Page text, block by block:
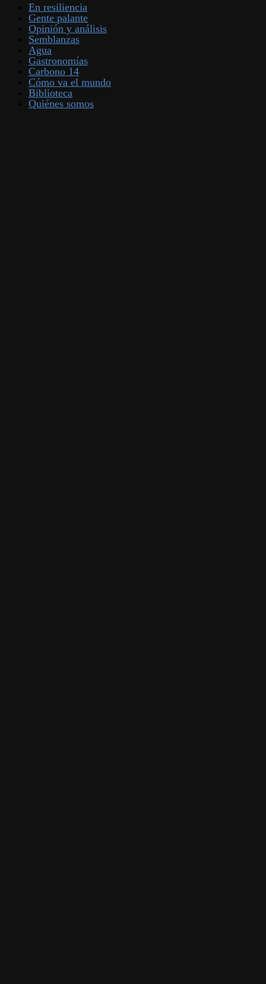
En resiliencia
Gente palante
Opinión y análisis
Semblanzas
Agua
Gastronomías
Carbono 14
Cómo va el mundo
Biblioteca
Quiénes somos